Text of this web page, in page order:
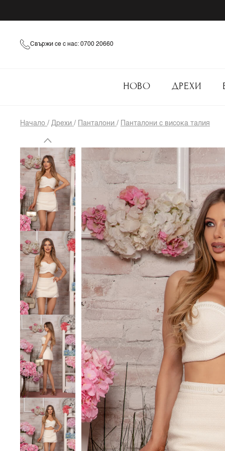
Свържи се с нас: 0700 20660
НОВО ДРЕХИ
Начало / Дрехи / Панталони / Панталони с висока талия